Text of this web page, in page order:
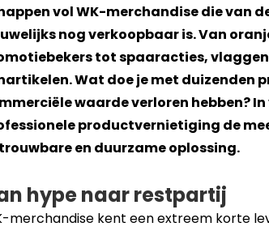
vol WK-merchandise die van
nog verkoopbaar is. Van
tot spaaracties,
Wat doe je met duizenden
waarde verloren hebben?
productvernietiging de
en duurzame oplossing.
hype naar restpartij
merchandise kent een extreem korte